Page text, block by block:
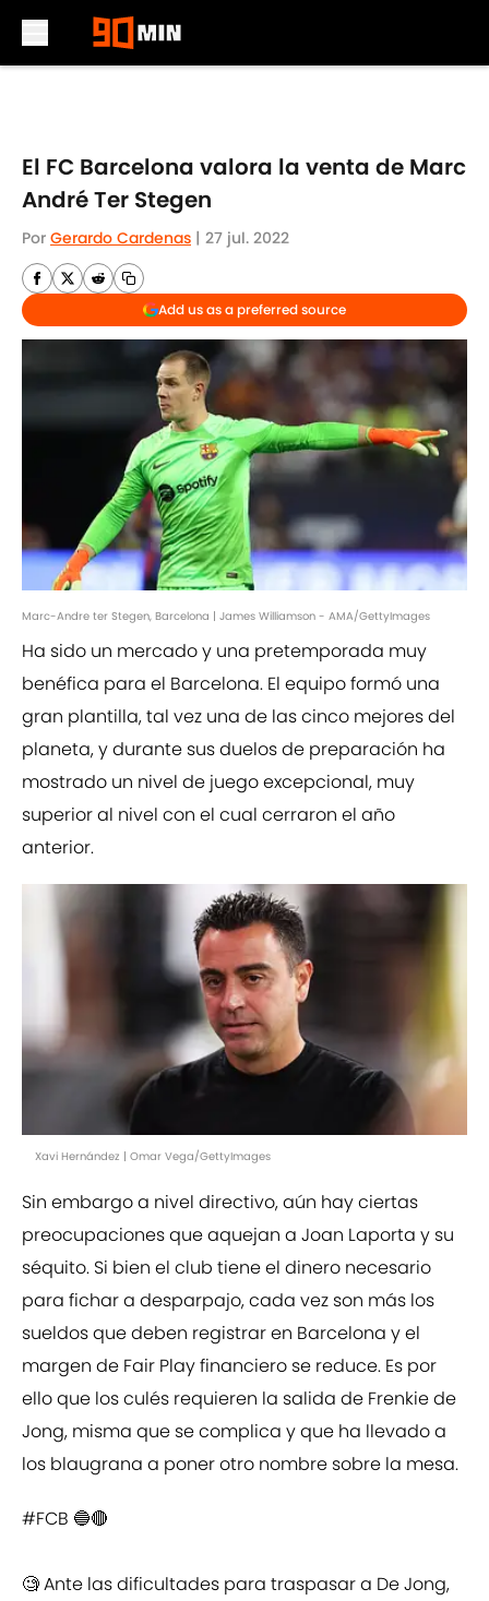
El FC Barcelona valora la venta de Marc
André Ter Stegen
Por Gerardo Cardenas | 27 jul. 2022
Add us as a preferred source
Marc-Andre ter Stegen, Barcelona | James Williamson - AMA/GettyImages
Ha sido un mercado y una pretemporada muy
benéfica para el Barcelona. El equipo formó una
gran plantilla, tal vez una de las cinco mejores del
planeta, y durante sus duelos de preparación ha
mostrado un nivel de juego excepcional, muy
superior al nivel con el cual cerraron el año
anterior.
Xavi Hernández | Omar Vega/GettyImages
Sin embargo a nivel directivo, aún hay ciertas
preocupaciones que aquejan a Joan Laporta y su
séquito. Si bien el club tiene el dinero necesario
para fichar a desparpajo, cada vez son más los
sueldos que deben registrar en Barcelona y el
margen de Fair Play financiero se reduce. Es por
ello que los culés requieren la salida de Frenkie de
Jong, misma que se complica y que ha llevado a
los blaugrana a poner otro nombre sobre la mesa.
#FCB 🔵🔴
🧐 Ante las dificultades para traspasar a De Jong,